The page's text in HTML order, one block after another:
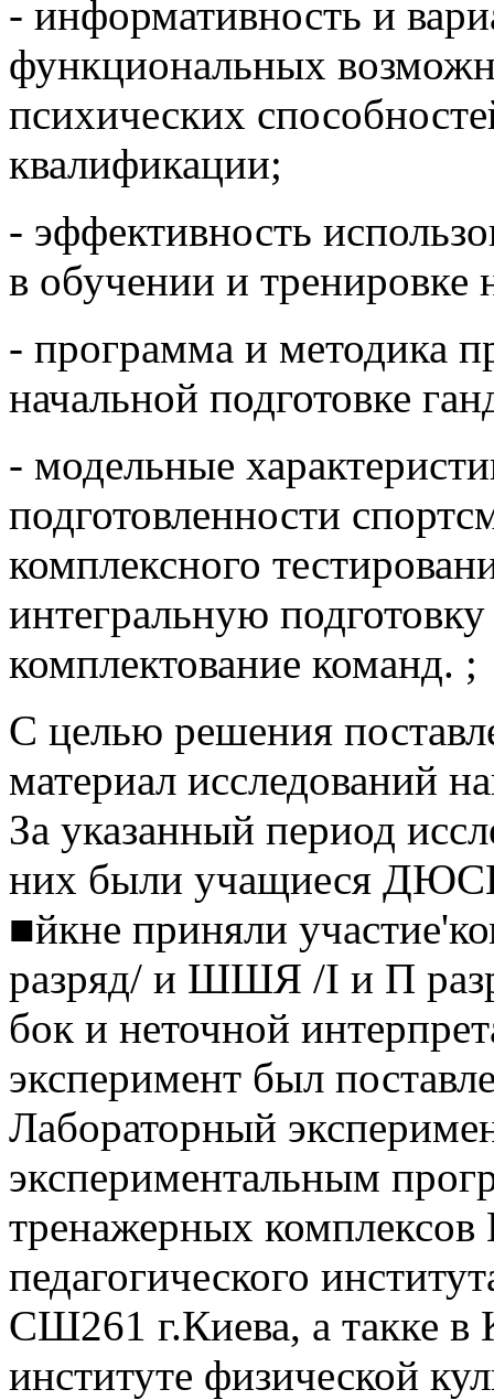
- информативность и
функциональных
психических
квалификации;
- эффективность
в обучении и
- программа и методика
начальной подготовке
- модельные
подготовленности
комплексного
интегральную
комплектование команд. ;
С целью решения
материал исследований
За указанный период
них были учащиеся
■йкне приняли
разряд/ и ШШЯ /I и П
бок и неточной
эксперимент был
Лабораторный
экспериментальным
тренажерных комплексов
педагогического
СШ261 г.Киева, а такке в
институте физической